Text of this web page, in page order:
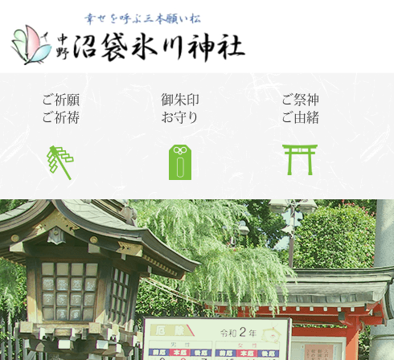
ご祈願
ご祈祷
御朱印
お守り
ご祭神
ご由緒